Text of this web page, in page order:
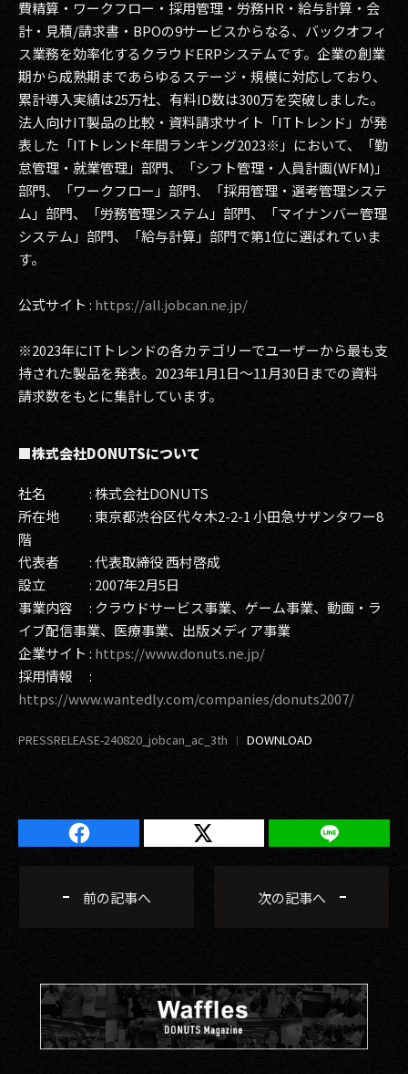
費精算・ワークフロー・採用管理・労務HR・給与計算・会
計・見積/請求書・BPOの9サービスからなる、バックオフィ
ス業務を効率化するクラウドERPシステムです。企業の創業
期から成熟期まであらゆるステージ・規模に対応しており、
累計導入実績は25万社、有料ID数は300万を突破しました。
法人向けIT製品の比較・資料請求サイト「ITトレンド」が発
表した「ITトレンド年間ランキング2023※」において、「勤
怠管理・就業管理」部門、「シフト管理・人員計画(WFM)」
部門、「ワークフロー」部門、「採用管理・選考管理システ
ム」部門、「労務管理システム」部門、「マイナンバー管理
システム」部門、「給与計算」部門で第1位に選ばれていま
す。
公式サイト : https://all.jobcan.ne.jp/
※2023年にITトレンドの各カテゴリーでユーザーから最も支
持された製品を発表。2023年1月1日～11月30日までの資料
請求数をもとに集計しています。
■株式会社DONUTSについて
社名 : 株式会社DONUTS
所在地 : 東京都渋谷区代々木2-2-1 小田急サザンタワー8
階
代表者 : 代表取締役 西村啓成
設立 : 2007年2月5日
事業内容 : クラウドサービス事業、ゲーム事業、動画・ラ
イブ配信事業、医療事業、出版メディア事業
企業サイト : https://www.donuts.ne.jp/
採用情報 :
https://www.wantedly.com/companies/donuts2007/
PRESSRELEASE-240820_jobcan_ac_3th
前の記事へ 次の記事へ